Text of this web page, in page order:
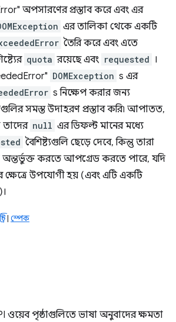
অপসারণের প্রস্তাব করে এবং এর
এর তালিকা থেকে একটি
তৈরি করে এবং এতে
quota রয়েছে এবং requested ।
DOMException s এর
s নিক্ষেপ করার জন্য
সমস্ত উদাহরণ প্রস্তাব করি৷ আপাতত,
null এর ডিফল্ট মানের মধ্যে
বৈশিষ্ট্যগুলি ছেড়ে দেবে, কিন্তু তারা
অন্তর্ভুক্ত করতে আপগ্রেড করতে পারে, যদি
ক্ষেত্রে উপযোগী হয় (এবং এটি একটি
| স্পেক
ওয়েব পৃষ্ঠাগুলিতে ভাষা অনুবাদের ক্ষমতা